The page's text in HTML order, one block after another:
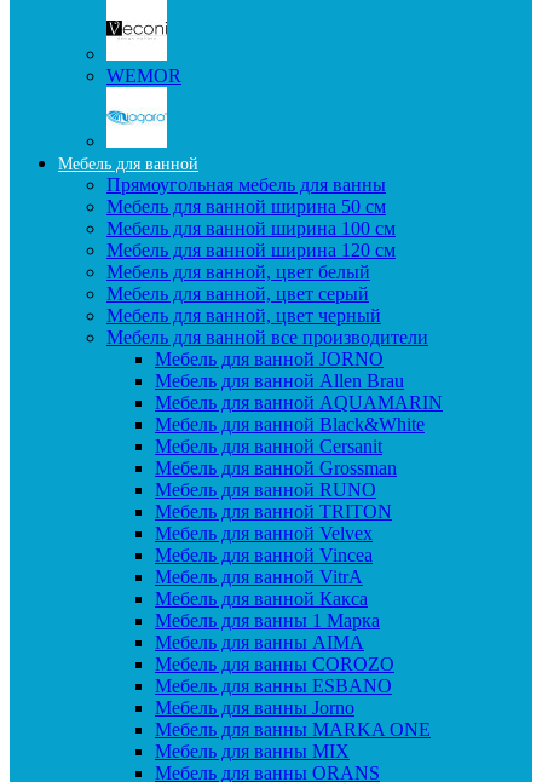
WEMOR
Мебель для ванной
Прямоугольная мебель для ванны
Мебель для ванной ширина 50 см
Мебель для ванной ширина 100 см
Мебель для ванной ширина 120 см
Мебель для ванной, цвет белый
Мебель для ванной, цвет серый
Мебель для ванной, цвет черный
Мебель для ванной все производители
Мебель для ванной JORNO
Мебель для ванной Allen Brau
Мебель для ванной AQUAMARIN
Мебель для ванной Black&White
Мебель для ванной Cersanit
Мебель для ванной Grossman
Мебель для ванной RUNO
Мебель для ванной TRITON
Мебель для ванной Velvex
Мебель для ванной Vincea
Мебель для ванной VitrA
Мебель для ванной Какса
Мебель для ванны 1 Марка
Мебель для ванны AIMA
Мебель для ванны COROZO
Мебель для ванны ESBANO
Мебель для ванны Jorno
Мебель для ванны MARKA ONE
Мебель для ванны MIX
Мебель для ванны ORANS